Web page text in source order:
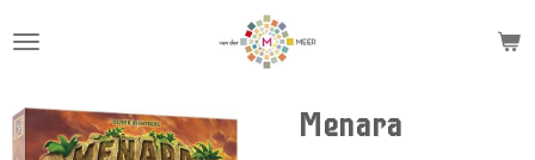
direct
de
hoofdinhoud
Menara